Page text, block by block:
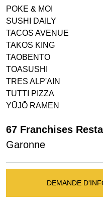
POKE & MOI
SUSHI DAILY
TACOS AVENUE
TAKOS KING
TAOBENTO
TOASUSHI
TRES ALP'AIN
TUTTI PIZZA
YŪJŌ RAMEN
67 Franchises
Garonne
DEMANDE